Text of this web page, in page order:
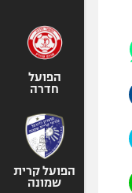
הפועל
חדרה
הפועל קרית
שמונה